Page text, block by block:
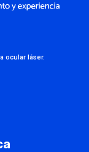
ocular láser.